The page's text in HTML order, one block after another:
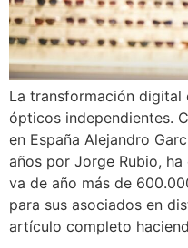
La transformación digital
ópticos independientes.
en España Alejandro
años por Jorge Rubio,
va de año más de
para sus asociados en
artículo completo